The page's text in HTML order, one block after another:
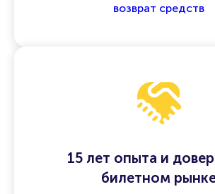
возврат средств
15 лет опыта и
билетном